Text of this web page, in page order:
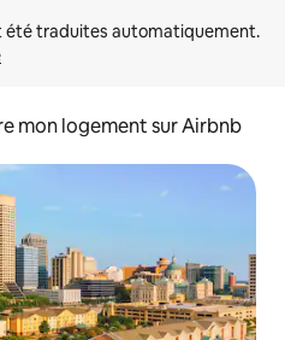
mon logement sur Airbnb